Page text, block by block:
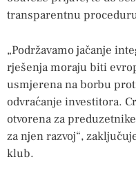
transparentnu
„Podržavamo jačanje
rješenja moraju biti
usmjerena na borbu
odvraćanje investitora.
otvorena za
za njen razvoj“,
klub.